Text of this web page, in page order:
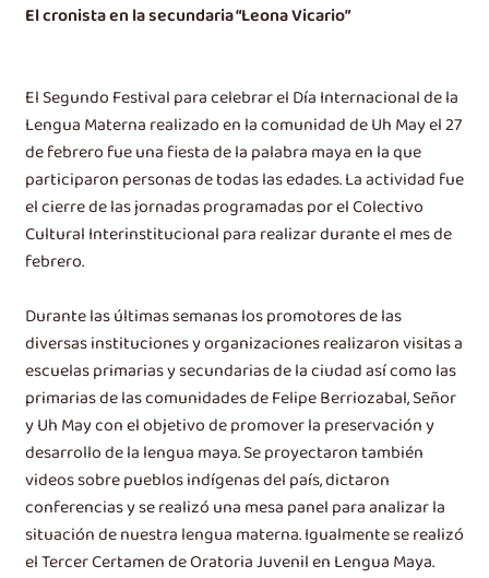
El cronista en la secundaria “Leona Vicario”
El Segundo Festival para celebrar el Día Internacional de la
Lengua Materna realizado en la comunidad de Uh May el 27
de febrero fue una fiesta de la palabra maya en la que
participaron personas de todas las edades. La actividad fue
el cierre de las jornadas programadas por el Colectivo
Cultural Interinstitucional para realizar durante el mes de
febrero.
Durante las últimas semanas los promotores de las
diversas instituciones y organizaciones realizaron visitas a
escuelas primarias y secundarias de la ciudad así como las
primarias de las comunidades de Felipe Berriozabal, Señor
y Uh May con el objetivo de promover la preservación y
desarrollo de la lengua maya. Se proyectaron también
videos sobre pueblos indígenas del país, dictaron
conferencias y se realizó una mesa panel para analizar la
situación de nuestra lengua materna. Igualmente se realizó
el Tercer Certamen de Oratoria Juvenil en Lengua Maya.